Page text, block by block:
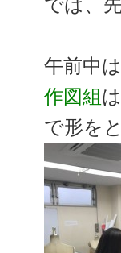
午前中は
作図組
で形を